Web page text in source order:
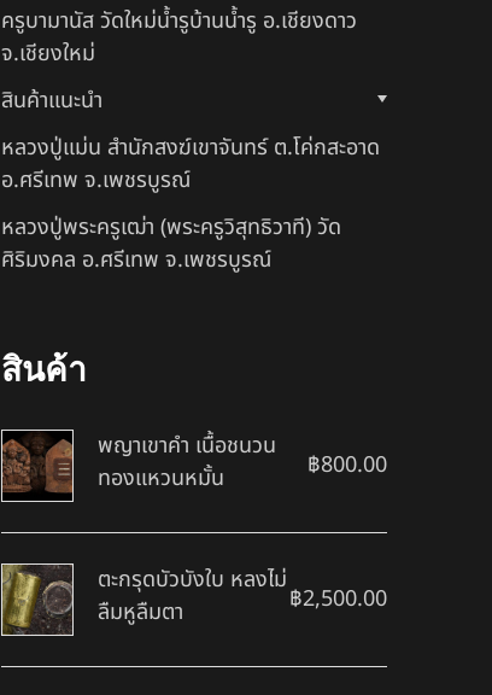
ครูบามานัส วัดใหม่น้ำรูบ้านน้ำรู อ.เชียงดาว
จ.เชียงใหม่
สินค้าแนะนำ
หลวงปู่แม่น สำนักสงฆ์เขาจันทร์ ต.โค่กสะอาด
อ.ศรีเทพ จ.เพชรบูรณ์
หลวงปู่พระครูเฒ่า (พระครูวิสุทธิวาที) วัด
ศิริมงคล อ.ศรีเทพ จ.เพชรบูรณ์
สินค้า
พญาเขาคำ เนื้อชนวน
ทองแหวนหมั้น
฿800.00
ตะกรุดบัวบังใบ หลงไม่
ลืมหูลืมตา
฿2,500.00